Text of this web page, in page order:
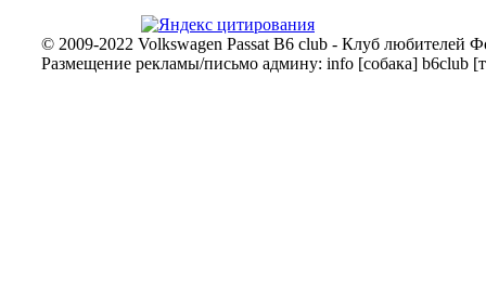
© 2009-2022 Volkswagen Passat B6 club - Клуб любителей
Размещение рекламы/письмо админу: info [собака] b6club